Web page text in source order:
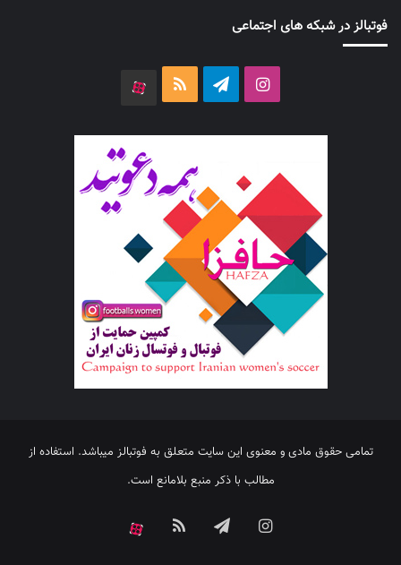
فوتبالز در شبکه های اجتماعی
اینستاگرامتلگرام خوراک
تمامی حقوق مادی و معنوی این سایت متعلق به فوتبالز میباشد. استفاده از
مطالب با ذکر منبع بلامانع است.
اینستاگرامتلگرام خوراک